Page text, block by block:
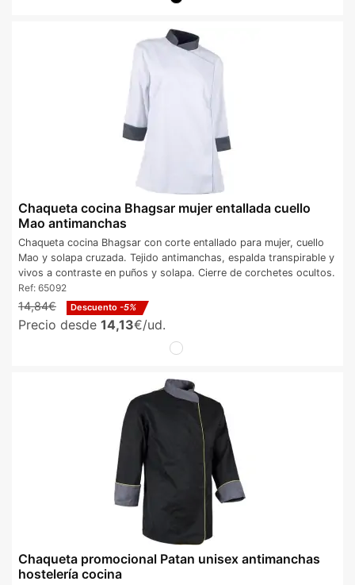
Chaqueta cocina Bhagsar mujer entallada cuello
Mao antimanchas
Chaqueta cocina Bhagsar con corte entallado para mujer, cuello
Mao y solapa cruzada. Tejido antimanchas, espalda transpirable y
vivos a contraste en puños y solapa. Cierre de corchetes ocultos.
Ref: 65092
14,84€ Descuento -5%
Precio desde 14,13€/ud.
Chaqueta promocional Patan unisex antimanchas
hostelería cocina